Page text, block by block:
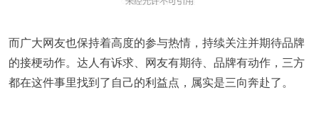
而广大网友也保持着高度的参与热情，持续关注并期待品牌
的接梗动作。达人有诉求、网友有期待、品牌有动作，三方
都在这件事里找到了自己的利益点，属实是三向奔赴了。